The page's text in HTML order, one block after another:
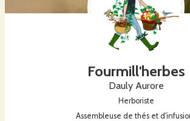
Fourmill'herbes
Dauly Aurore
Herboriste
Assembleuse de thés et